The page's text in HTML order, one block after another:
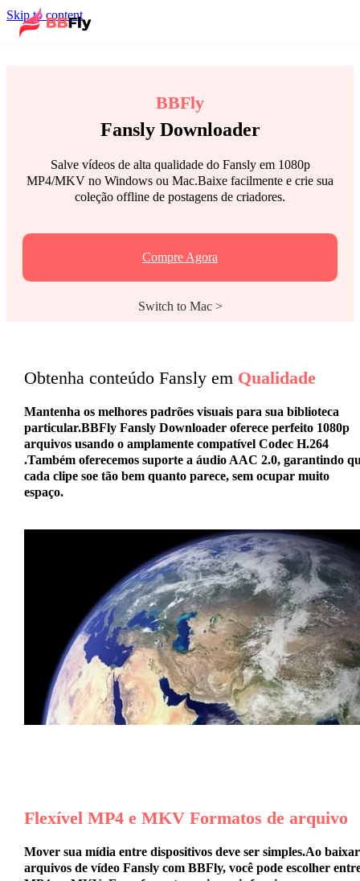
Skip to content
BBFly
Fansly Downloader
Salve vídeos de alta qualidade do Fansly em 1080p
MP4/MKV no Windows ou Mac.Baixe facilmente e crie sua
coleção offline de postagens de criadores.
Compre Agora
Switch to Mac >
Obtenha conteúdo Fansly em Qualidade
Mantenha os melhores padrões visuais para sua biblioteca
particular.BBFly Fansly Downloader oferece perfeito 1080p
arquivos usando o amplamente compatível Codec H.264
.Também oferecemos suporte a áudio AAC 2.0, garantindo
cada clipe soe tão bem quanto parece, sem ocupar muito
espaço.
Flexível MP4 e MKV Formatos de arquivo
Mover sua mídia entre dispositivos deve ser simples.Ao baixar
arquivos de vídeo Fansly com BBFly, você pode escolher